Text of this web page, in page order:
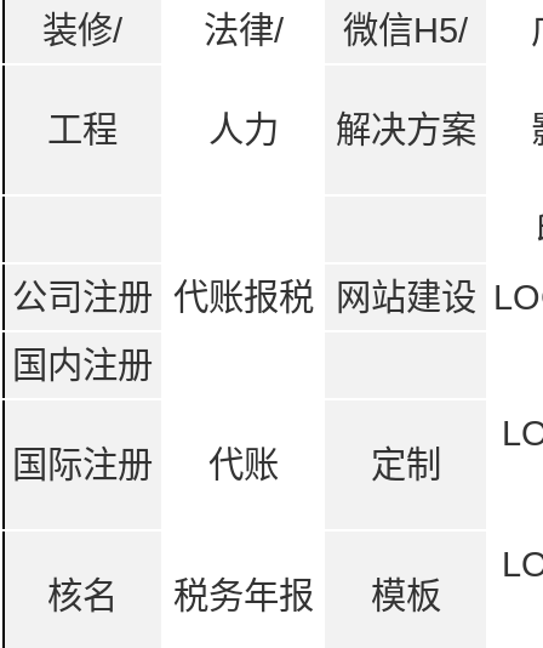
装修/ 法律/ 微信H5/
工程 人力 解决方案
公司注册 代账报税 网站建设
国内注册
国际注册 代账 定制
核名 税务年报 模板